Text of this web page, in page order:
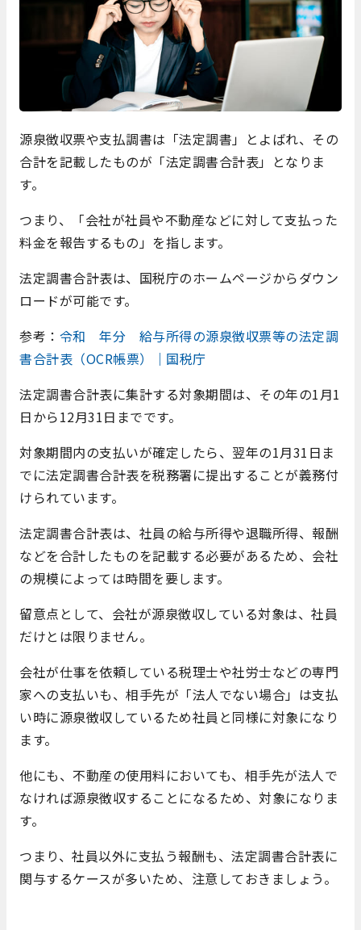
源泉徴収票や支払調書は「法定調書」とよばれ、その
合計を記載したものが「法定調書合計表」となりま
す。
つまり、「会社が社員や不動産などに対して支払った
料金を報告するもの」を指します。
法定調書合計表は、国税庁のホームページからダウン
ロードが可能です。
参考： 令和 年分 給与所得の源泉徴収票等の法定調
書合計表（OCR帳票）｜国税庁
法定調書合計表に集計する対象期間は、その年の1月1
日から12月31日までです。
対象期間内の支払いが確定したら、翌年の1月31日ま
でに法定調書合計表を税務署に提出することが義務付
けられています。
法定調書合計表は、社員の給与所得や退職所得、報酬
などを合計したものを記載する必要があるため、会社
の規模によっては時間を要します。
留意点として、会社が源泉徴収している対象は、社員
だけとは限りません。
会社が仕事を依頼している税理士や社労士などの専門
家への支払いも、相手先が「法人でない場合」は支払
い時に源泉徴収しているため社員と同様に対象になり
ます。
他にも、不動産の使用料においても、相手先が法人で
なければ源泉徴収することになるため、対象になりま
す。
つまり、社員以外に支払う報酬も、法定調書合計表に
関与するケースが多いため、注意しておきましょう。